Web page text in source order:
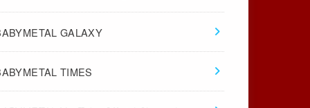
GALAXY
TIMES